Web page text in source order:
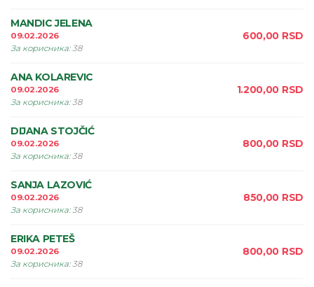
MANDIC JELENA
09.02.2026
За корисника:38
600,00 RSD
ANA KOLAREVIC
09.02.2026
За корисника:38
1.200,00 RSD
DIJANA STOJČIĆ
09.02.2026
За корисника:38
800,00 RSD
SANJA LAZOVIĆ
09.02.2026
За корисника:38
850,00 RSD
ERIKA PETEŠ
09.02.2026
За корисника:38
800,00 RSD